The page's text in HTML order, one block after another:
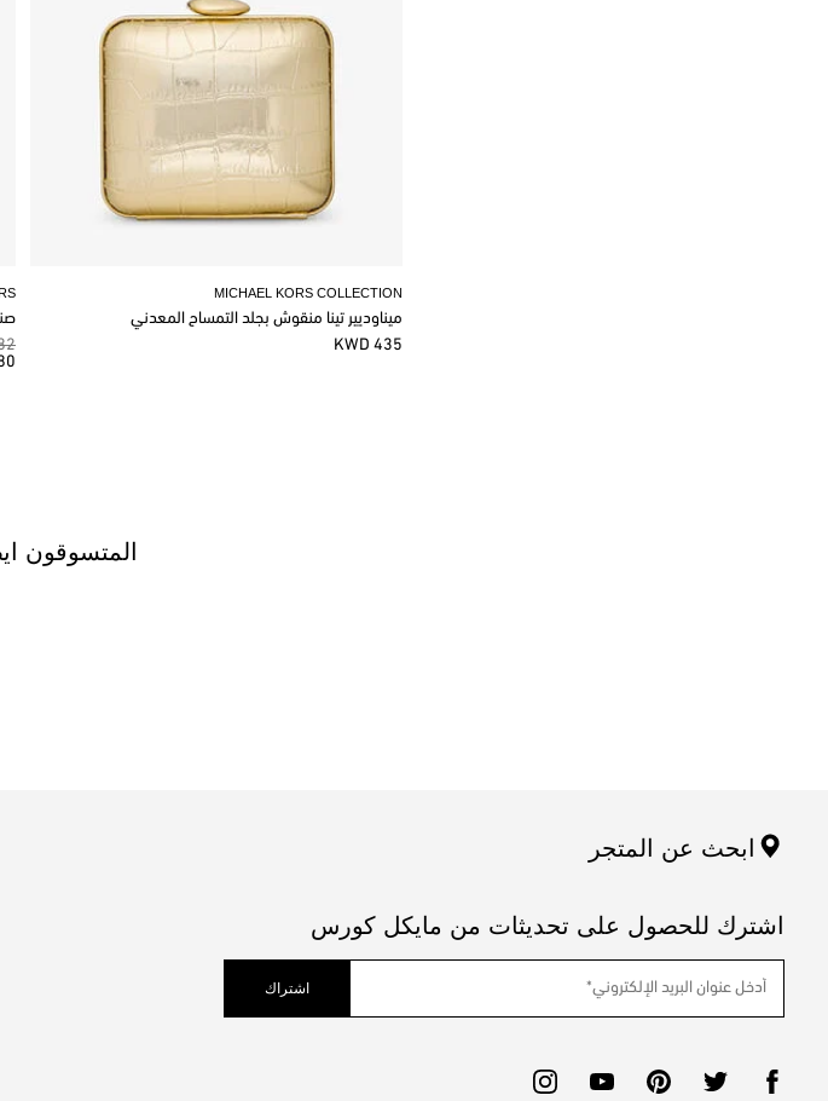
KWD
MICHAEL KORS COLLECTION
ميناوديير تينا منقوش بجلد التمساح المعدني
435 KWD
المتسوقون
ابحث عن المتجر
اشترك للحصول على تحديثات من مايكل كورس
اشتراك